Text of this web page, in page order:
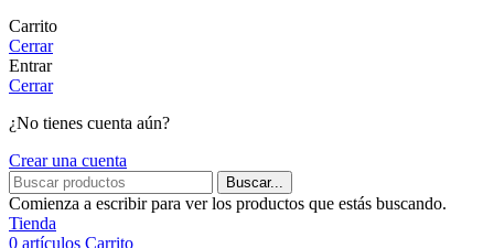
Carrito
Cerrar
Entrar
Cerrar
¿No tienes cuenta aún?
Crear una cuenta
Buscar...
Comienza a escribir para ver los productos que estás buscando.
Tienda
0 artículos Carrito